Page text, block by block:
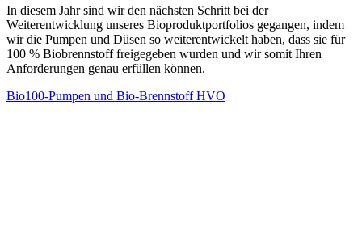
In diesem Jahr sind wir den nächsten Schritt bei der
Weiterentwicklung unseres Bioproduktportfolios gegangen, indem
wir die Pumpen und Düsen so weiterentwickelt haben, dass sie für
100 % Biobrennstoff freigegeben wurden und wir somit Ihren
Anforderungen genau erfüllen können.
Bio100-Pumpen und Bio-Brennstoff HVO